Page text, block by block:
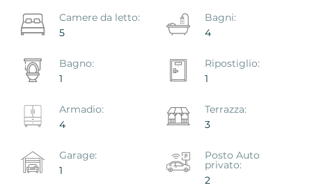
Camere da letto:
5
Bagni:
4
Bagno:
1
Ripostiglio:
1
Armadio:
4
Terrazza:
3
Garage:
1
Posto Auto
privato:
2